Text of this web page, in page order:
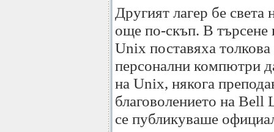
Другият лагер бе
още по-скъп. В търсене
Unix поставяха
персонални компютри
на Unix, някога
благоволението на Bell
се публикуваше